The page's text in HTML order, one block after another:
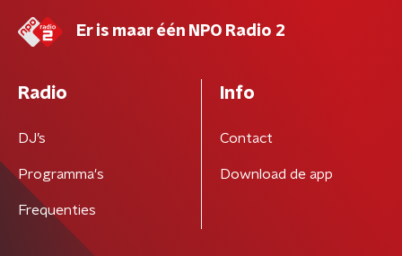
Er is maar één NPO Radio 2
Radio
DJ’s
Programma's
Frequenties
Info
Contact
Download de app